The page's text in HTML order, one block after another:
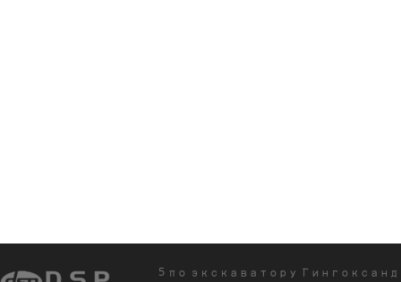
5 по экскаватору Гингоксандо